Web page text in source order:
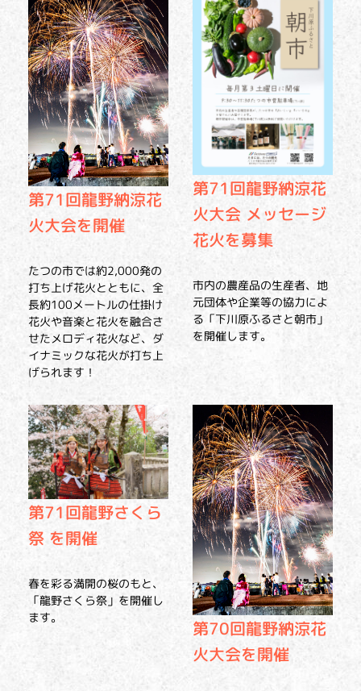
第71回龍野納涼花
火大会を開催
たつの市では約2,000発の
打ち上げ花火とともに、全
長約100メートルの仕掛け
花火や音楽と花火を融合さ
せたメロディ花火など、ダ
イナミックな花火が打ち上
げられます！
第71回龍野納涼花
火大会 メッセージ
花火を募集
市内の農産品の生産者、地
元団体や企業等の協力によ
る「下川原ふるさと朝市」
を開催します。
第71回龍野さくら
祭 を開催
春を彩る満開の桜のもと、
「龍野さくら祭」を開催し
ます。
第70回龍野納涼花
火大会を開催